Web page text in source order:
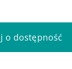
o dostępność